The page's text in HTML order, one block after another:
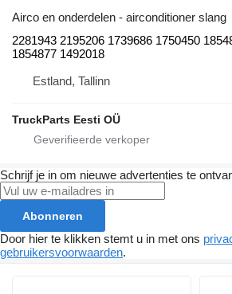
Airco en onderdelen - airconditioner slang
2281943 2195206 1739686 1750450
1854877 1492018
Estland, Tallinn
TruckParts Eesti OÜ
Schrijf je in om nieuwe advertenties te
Abonneren
Door hier te klikken stemt u in met ons
gebruikersvoorwaarden.